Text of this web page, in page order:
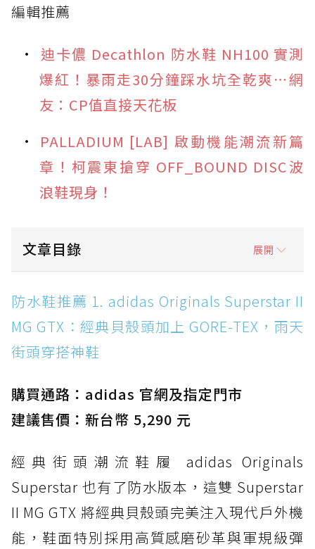
編輯推薦
迪卡儂 Decathlon 防水鞋 NH100 實測
爆紅！暴雨走30分鐘踩水坑全乾爽⋯網
友：CP值直接天花板
PALLADIUM [LAB] 啟動機能潮流新篇
章！柯震東搶穿 OFF_BOUND DISC波
浪鞋現身！
文章目錄 展開
防水鞋推薦 1. adidas Originals Superstar II
MG GTX：經典貝殼頭加上 GORE-TEX，雨天街
頭穿搭神鞋
防水鞋推薦 2. New Balance Hierro v9 GORE-
防水鞋推薦 3. Nike Dunk Low GORE-TEX：
經典 Dunk 輪廓加上防水科技，雨天穿搭帥度不
打折
防水鞋推薦 4. ASICS TRABUCO 14 GTX：搭
載 GORE-TEX 隱形貼合科技，全方位防水神鞋
防水鞋推薦 5. Salomon XT-6 GORE-TEX：潮
人必備山系鞋王！防滑、防水與街頭顏值一次攻
頂
防水鞋推薦 1. adidas Originals Superstar II
MG GTX：經典貝殼頭加上 GORE-TEX，雨天
街頭穿搭神鞋
購買通路：adidas 官網及指定門市
建議售價：新台幣 5,290 元
經典街頭潮流鞋履 adidas Originals
Superstar 也有了防水版本，這雙 Superstar
II MG GTX 將經典貝殼頭完美注入現代戶外機
能，鞋面特別採用高質感磨砂革與軍規級彈